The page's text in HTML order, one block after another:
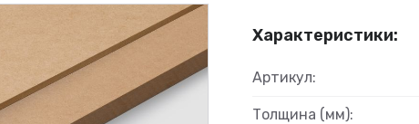
Характеристики:
Артикул:
Толщина (мм):